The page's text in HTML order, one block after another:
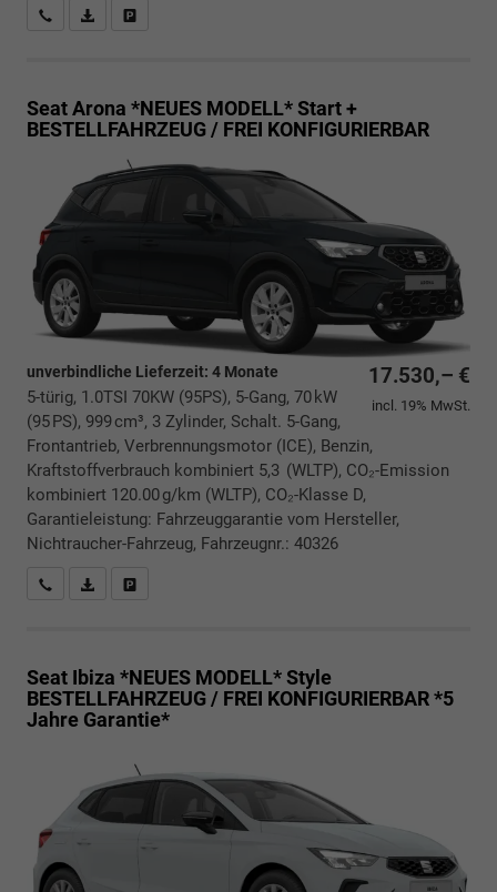
Rückrufbitte absenden
PDF-Datei, Fahrzeugexposé drucken
Seat Arona *NEUES MODELL*Start +
BESTELLFAHRZEUG / FREI KONFIGURIERBAR
17.530,– €
incl. 19% MwSt.
unverbindliche Lieferzeit: 4 Monate
5-türig, 1.0TSI 70KW (95PS), 5-Gang, 70 kW
(95 PS), 999 cm³, 3 Zylinder, Schalt. 5-Gang,
Frontantrieb, Verbrennungsmotor (ICE), Benzin,
Kraftstoffverbrauch kombiniert 5,3 (WLTP), CO₂-Emission
kombiniert 120.00 g/km (WLTP), CO₂-Klasse D,
Garantieleistung: Fahrzeuggarantie vom Hersteller,
Nichtraucher-Fahrzeug, Fahrzeugnr.: 40326
Rückrufbitte absenden
PDF-Datei, Fahrzeugexposé drucken
Seat Ibiza *NEUES MODELL*Style
BESTELLFAHRZEUG / FREI KONFIGURIERBAR *5
Jahre Garantie*